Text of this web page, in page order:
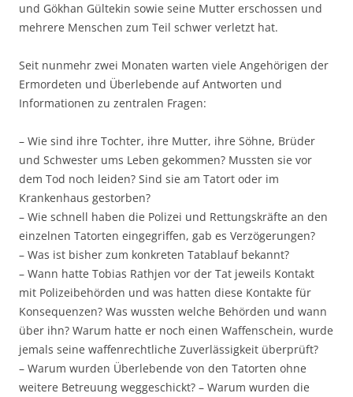
und Gökhan Gültekin sowie seine Mutter erschossen und
mehrere Menschen zum Teil schwer verletzt hat.
Seit nunmehr zwei Monaten warten viele Angehörigen der
Ermordeten und Überlebende auf Antworten und
Informationen zu zentralen Fragen:
– Wie sind ihre Tochter, ihre Mutter, ihre Söhne, Brüder
und Schwester ums Leben gekommen? Mussten sie vor
dem Tod noch leiden? Sind sie am Tatort oder im
Krankenhaus gestorben?
– Wie schnell haben die Polizei und Rettungskräfte an den
einzelnen Tatorten eingegriffen, gab es Verzögerungen?
– Was ist bisher zum konkreten Tatablauf bekannt?
– Wann hatte Tobias Rathjen vor der Tat jeweils Kontakt
mit Polizeibehörden und was hatten diese Kontakte für
Konsequenzen? Was wussten welche Behörden und wann
über ihn? Warum hatte er noch einen Waffenschein, wurde
jemals seine waffenrechtliche Zuverlässigkeit überprüft?
– Warum wurden Überlebende von den Tatorten ohne
weitere Betreuung weggeschickt? – Warum wurden die